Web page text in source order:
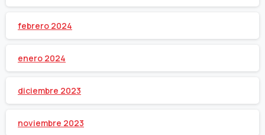
febrero 2024
enero 2024
diciembre 2023
noviembre 2023